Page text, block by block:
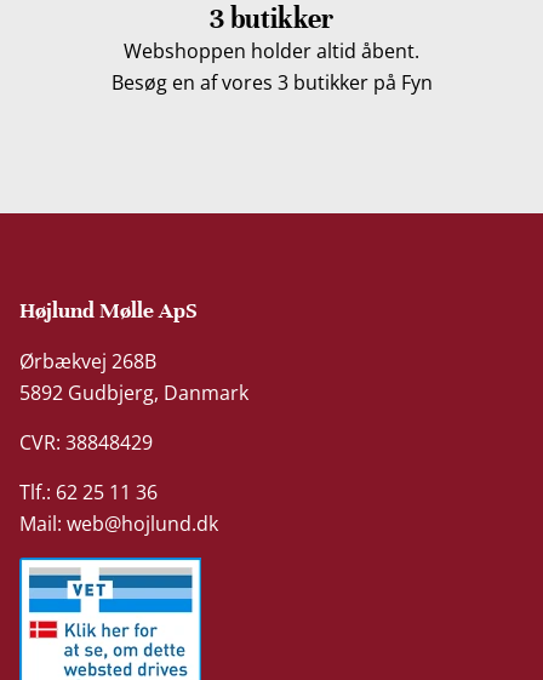
3 butikker
Webshoppen holder altid åbent.
Besøg en af vores 3 butikker på Fyn
Højlund Mølle ApS
Ørbækvej 268B
5892 Gudbjerg, Danmark
CVR: 38848429
Tlf.: 62 25 11 36
Mail:web@hojlund.dk